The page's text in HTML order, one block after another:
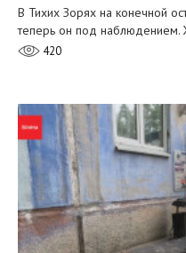
В Тихих Зорях на конечной
теперь он под
420